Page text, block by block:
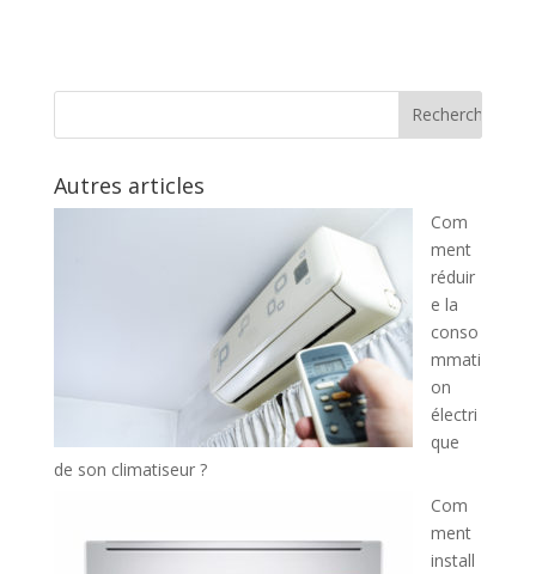
Autres articles
Com
ment
réduir
e la
conso
mmati
on
électri
que
de son climatiseur ?
Com
ment
install